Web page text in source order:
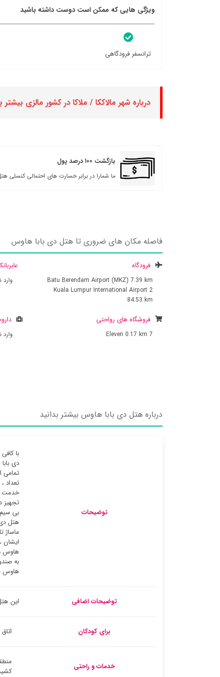
ویژگی هایی که ممکن است دوست داشته باشید
ترانسفر فرودگاهی
درباره شهر مالاککا / ملاکا در کشور مالزی بیشتر
بازگشت ۱۰۰ درصد پول
ما شمارا در برابر خسارت های احتمالی کنسلی
فاصله مکان های ضروری تا هتل دی بابا هاوس
فرودگاه
Batu Berendam Airport (MKZ) 7.39 km
Kuala Lumpur International Airport 2
84.53 km
فروشگاه های رواحتی
7 Eleven
0.17 km
درباره هتل دی بابا هاوس بیشتر بدانید
توضیحات
با
دی
تعداد
خدمت
تجهیز
هتل دی
ماساژ
ایشان
هاوس
به
هاوس
توضیحات اضافی این
برای کودکان
خدمات و راحتی